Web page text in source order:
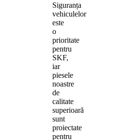
Siguranța
vehiculelor
este
o
prioritate
pentru
SKF,
iar
piesele
noastre
de
calitate
superioară
sunt
proiectate
pentru